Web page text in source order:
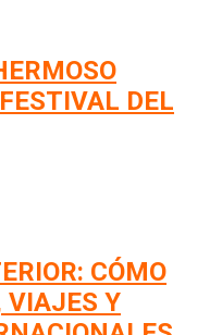
DEL
CÓMO
VIAJES Y